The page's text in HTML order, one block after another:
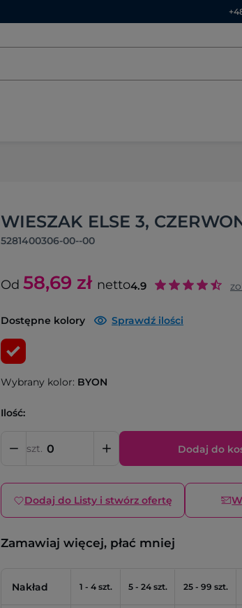
WIESZAK ELSE 3,
5281400306-00--00
Od 58,69 zł netto4.9
Dostępne kolory Sprawdź ilości
Wybrany kolor: BYON
Ilość:
szt. Dodaj do
Dodaj do Listy i stwórz ofertę
Zamawiaj więcej, płać mniej
Nakład 1 - 4 szt. 5 - 24 szt. 25 - 99 szt.